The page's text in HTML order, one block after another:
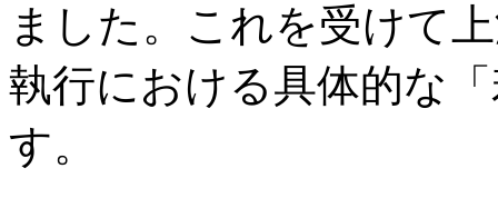
ました。これを受けて
執行における具体的な
す。